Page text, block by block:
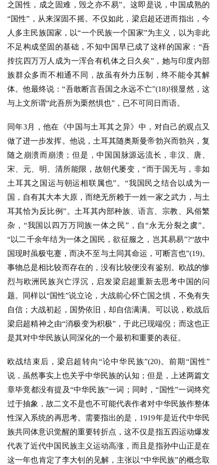
之国性，成之固难，毁之亦不易”。这即是说，中国成熟的
“国性”，从来深固不摇。不仅如此，梁启超还进而指出，今
人多主民族国家，以“一个民族一个国家”为主义，以为非此
不足构成坚固的基础，不知中国早已成了这样的国家：“吾
抟捖四万万人成为一浑合有机体之日久矣”，她与印度内部
族群众多而不相通不同，故虽有外力压制，终不能令其解
体。他最终说：“吾敢断言吾国之永远不亡”(18)!很显然，这
与上文所谓“此吾所为栗然惧也”，已不可同日而语。
同年3月，他在《中国与土耳其之异》中，对自己的观点又
做了进一步发挥。他说，土耳其随奥斯曼帝勃兴而勃兴，复
随之崩溃而崩溃；但是，中国国脉源远流长，非汉、唐、
宋、元、明、清所能限，故朝代屡变，“而于国无与，非如
土耳其之国运与朝运相联属也”。“我国民之结合以成为一
国，自有其大本大原，而绝无所赖于一姓一家之武力，与土
耳其恰为反比例”。土耳其内部种族、语言、宗教、风俗繁
杂，“我国以四万万同族一体之民”，自“永无分裂之虞”。
“以二千余年结为一体之国民，欲征服之，岂其易易”?“故中
国现时虽极屯蹇，而决不至与土同其命运，可断言也”(19)。
事物总是相比较而存在的，没有比较便没有鉴别。欧战的惨
烈与欧洲民族兴亡浮沉，启发梁启超重新去思考中国的问
题。同样以“国性”说立论，大战前心怀亡国之惧，不免有失
自信；大战初起，国势依旧，却自信满满。可以说，欧战后
梁启超精神之由“消极变为积极”，于此已现端倪；而这也正
是其对中华民族认同深化的一个最初和重要的表征。
欧战结束后，梁启超转向“论中华民族”(20)。前期“国性”
说，虽然事实上也关乎中华民族的认知；但是，上述两篇文
章毕竟都没有提及“中华民族”一词；同时，“国性”一词终究
过于抽象，故二文不是也不可能代表作者对中华民族作整体
性深入系统的再思考。需要指出的是，1919年是近代中华民
族共同体意识觉醒的重要转折点，这不仅是指五四运动爆发
代表了近代中国民族主义运动高涨，而且是指孙中山正是在
这一年也肯定了李大钊的见解，主张以“中华民族”的概念取